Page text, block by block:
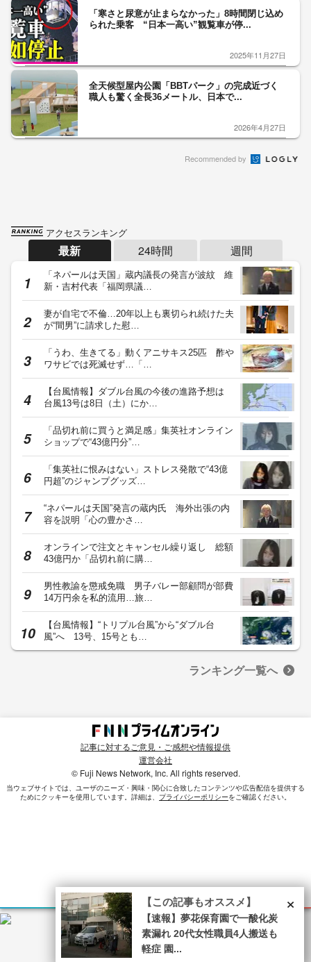
「寒さと尿意が止まらなかった」8時間閉じ込め
られた乗客 “日本一高い”観覧車が停...
2025年11月27日
全天候型屋内公園「BBTパーク」の完成近づく
職人も驚く全長36メートル、日本で...
2026年4月27日
Recommended by
アクセスランキング
最新 24時間 週間
「ネパールは天国」蔵内議長の発言が波紋 維
新・吉村代表「福岡県議…
妻が自宅で不倫…20年以上も裏切られ続けた夫
が“間男”に請求した慰…
「うわ、生きてる」動くアニサキス25匹 酢や
ワサビでは死滅せず…「…
【台風情報】ダブル台風の今後の進路予想は
台風13号は8日（土）にか…
「品切れ前に買うと満足感」集英社オンライン
ショップで“43億円分”…
「集英社に恨みはない」ストレス発散で“43億
円超”のジャンプグッズ…
“ネパールは天国”発言の蔵内氏 海外出張の内
容を説明「心の豊かさ…
オンラインで注文とキャンセル繰り返し 総額
43億円か「品切れ前に購…
男性教諭を懲戒免職 男子バレー部顧問が部費
14万円余を私的流用…旅…
【台風情報】“トリプル台風”から“ダブル台
風”へ 13号、15号とも…
ランキング一覧へ
記事に対するご意見・ご感想や情報提供
運営会社
© Fuji News Network, Inc. All rights reserved.
当ウェブサイトでは、ユーザのニーズ・興味・関⼼に合致したコンテンツや広告配信を提供する
ためにクッキーを使⽤しています。詳細は、 プライバシーポリシーをご確認ください。
×
【この記事もオススメ】
【速報】夢花保育園で一酸化炭
素漏れ 20代女性職員4人搬送も
軽症 園...